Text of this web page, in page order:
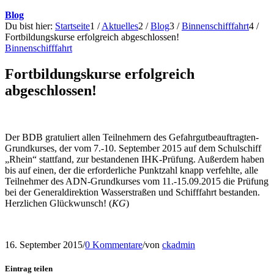
Blog
Du bist hier: Startseite1 / Aktuelles2 / Blog3 / Binnenschifffahrt4 /
Fortbildungskurse erfolgreich abgeschlossen!
Binnenschifffahrt
Fortbildungskurse erfolgreich
abgeschlossen!
Der BDB gra­tu­liert al­len Teil­neh­mern des Gefahrgutbeauftragten-
Grundkurses, der vom 7.-10. Sep­tem­ber 2015 auf dem Schulschiff
„Rhein“ stattfand, zur be­stan­de­nen IHK-Prüfung. Außerdem haben
bis auf ei­nen, der die er­for­der­li­che Punkt­zahl knapp ver­fehlte, alle
Teilnehmer des ADN-Grundkurses vom 11.-15.09.2015 die Prü­fung
bei der Ge­ne­ral­di­rek­tion Was­ser­stra­ßen und Schiff­fahrt be­stan­den.
Herzlichen Glückwunsch! (KG)
16. September 2015/0 Kommentare/von ckadmin
Eintrag teilen